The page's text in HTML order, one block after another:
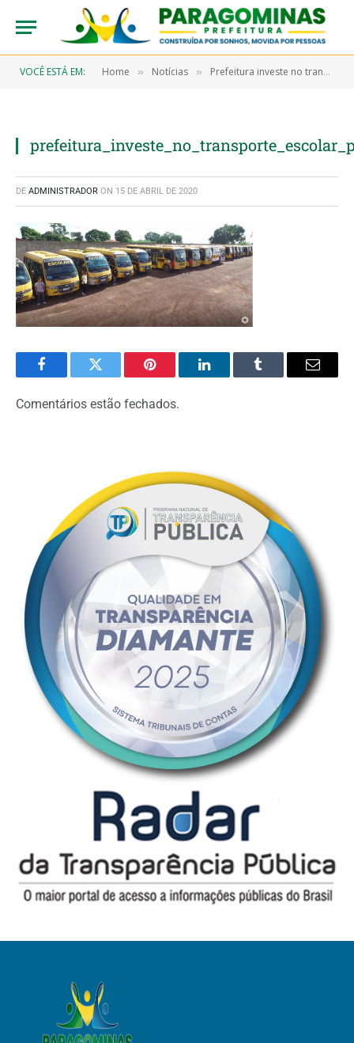
VOCÊ ESTÁ EM: Home » Notícias » Prefeitura investe no transporte escolar para melhor atender os alunos da rede municipal
DE ADMINISTRADOR ON 15 DE ABRIL DE 2020
FacebookTwitter Pinterest LinkedInTumblr Email
Comentários estão fechados.